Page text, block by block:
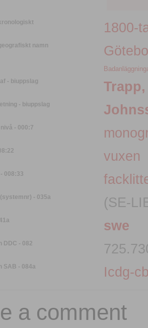
1800-
namn
- biuppslag
- biuppslag
- 000:7
vuxen
008:33
- 035a (SE-
swe
DDC - 082
SAB - 084a Icdg-
a comment